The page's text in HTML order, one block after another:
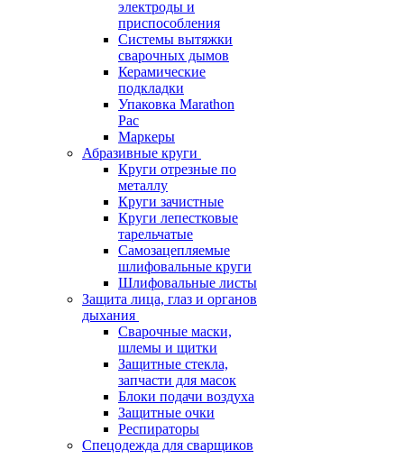
электроды и
приспособления
Системы вытяжки
сварочных дымов
Керамические
подкладки
Упаковка Marathon
Pac
Маркеры
Абразивные круги
Круги отрезные по
металлу
Круги зачистные
Круги лепестковые
тарельчатые
Самозацепляемые
шлифовальные круги
Шлифовальные листы
Защита лица, глаз и органов
дыхания
Сварочные маски,
шлемы и щитки
Защитные стекла,
запчасти для масок
Блоки подачи воздуха
Защитные очки
Респираторы
Спецодежда для сварщиков